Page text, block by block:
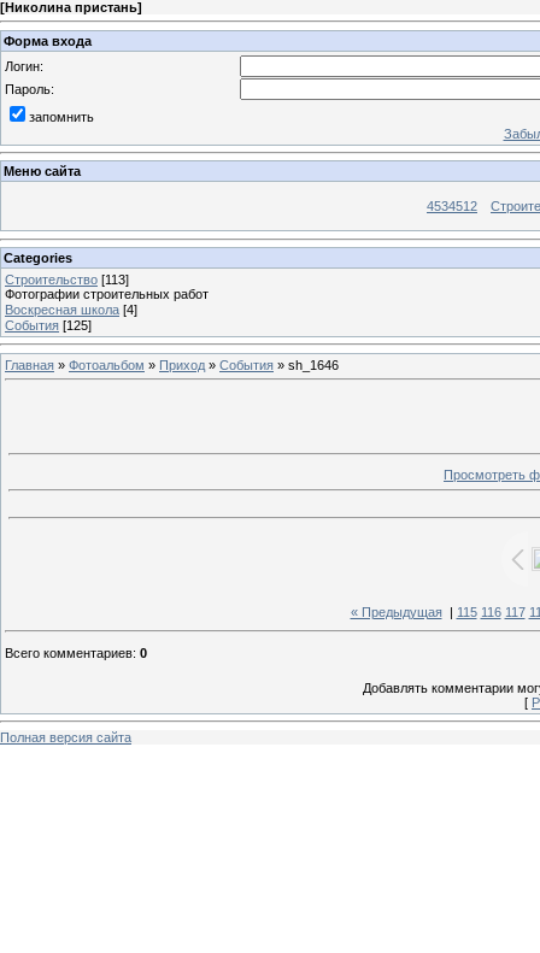
[Николина пристань]
Форма входа
Логин:
Пароль:
запомнить
Меню сайта
4534512
Categories
Строительство [113]
Фотографии строительных работ
Воскресная школа [4]
События [125]
Главная » Фотоальбом » Приход » События » sh_1646
Просмотреть
« Предыдущая| 115 116 117
Всего комментариев: 0
Добавлять комментарии
[
Полная версия сайта